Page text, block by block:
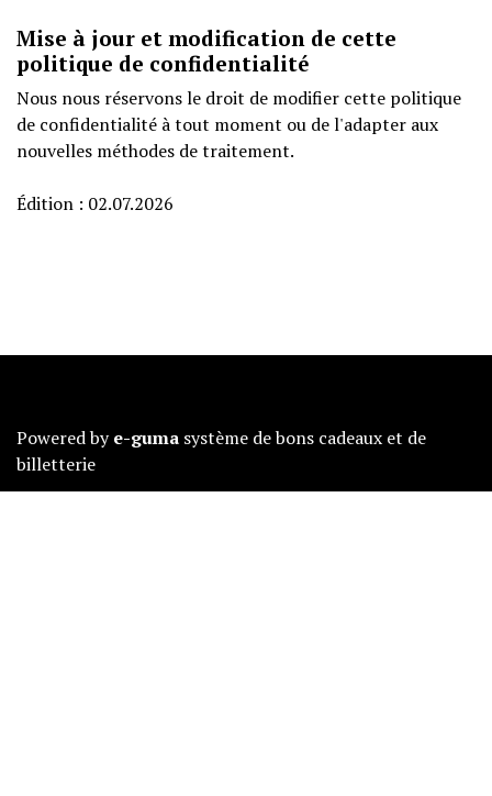
Mise à jour et modification de cette
politique de confidentialité
Nous nous réservons le droit de modifier cette politique
de confidentialité à tout moment ou de l'adapter aux
nouvelles méthodes de traitement.
Édition : 02.07.2026
Powered bye-guma système de bons cadeaux et de
billetterie